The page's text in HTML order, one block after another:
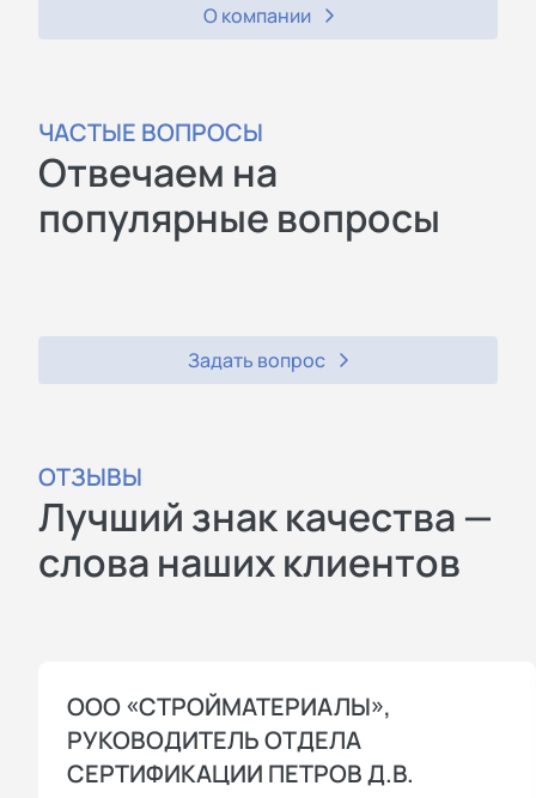
О компании
ЧАСТЫЕ ВОПРОСЫ
Отвечаем на
популярные вопросы
Задать вопрос
ОТЗЫВЫ
Лучший знак качества —
слова наших клиентов
ООО «СТРОЙМАТЕРИАЛЫ»,
РУКОВОДИТЕЛЬ ОТДЕЛА
СЕРТИФИКАЦИИ ПЕТРОВ Д.В.